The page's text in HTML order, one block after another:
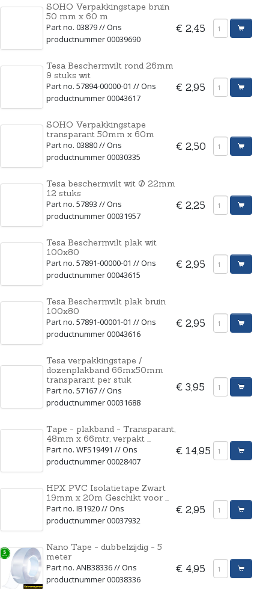
SOHO Verpakkingstape bruin
50 mm x 60 m
Part no. 03879 // Ons
productnummer 00039690
€ 2,45
Tesa Beschermvilt rond 26mm
9 stuks wit
Part no. 57894-00000-01 // Ons
productnummer 00043617
€ 2,95
SOHO Verpakkingstape
transparant 50mm x 60m
Part no. 03880 // Ons
productnummer 00030335
€ 2,50
Tesa beschermvilt wit Ø 22mm
12 stuks
Part no. 57893 // Ons
productnummer 00031957
€ 2,25
Tesa Beschermvilt plak wit
100x80
Part no. 57891-00000-01 // Ons
productnummer 00043615
€ 2,95
Tesa Beschermvilt plak bruin
100x80
Part no. 57891-00001-01 // Ons
productnummer 00043616
€ 2,95
Tesa verpakkingstape /
dozenplakband 66mx50mm
transparant per stuk
Part no. 57167 // Ons
productnummer 00031688
€ 3,95
Tape - plakband - Transparant,
48mm x 66mtr, verpakt ...
Part no. WFS19491 // Ons
productnummer 00028407
€ 14,95
HPX PVC Isolatietape Zwart
19mm x 20m Geschikt voor ...
Part no. IB1920 // Ons
productnummer 00037932
€ 2,95
Nano Tape - dubbelzijdig - 5
meter
Part no. ANB38336 // Ons
productnummer 00038336
€ 4,95